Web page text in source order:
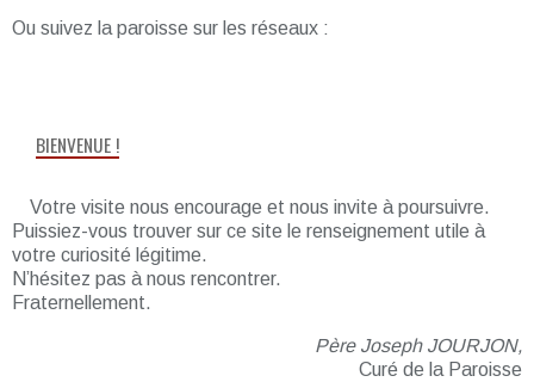
Ou suivez la paroisse sur les réseaux :
BIENVENUE !
Votre visite nous encourage et nous invite à poursuivre.
Puissiez-vous trouver sur ce site le renseignement utile à
votre curiosité légitime.
N’hésitez pas à nous rencontrer.
Fraternellement.
Père Joseph JOURJON,
Curé de la Paroisse